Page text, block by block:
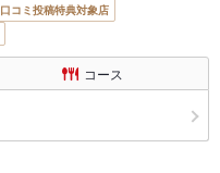
口コミ投稿特典対象店
コース